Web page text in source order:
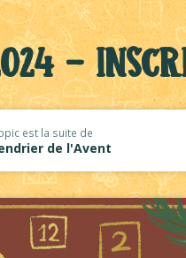
-
est la suite de
de l'Avent